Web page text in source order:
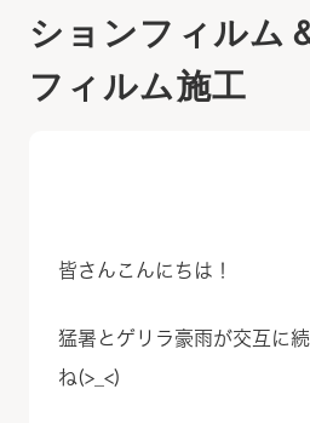
ションフィルム
フィルム施工
皆さんこんにちは！
猛暑とゲリラ豪雨が交互に
ね(>_<)